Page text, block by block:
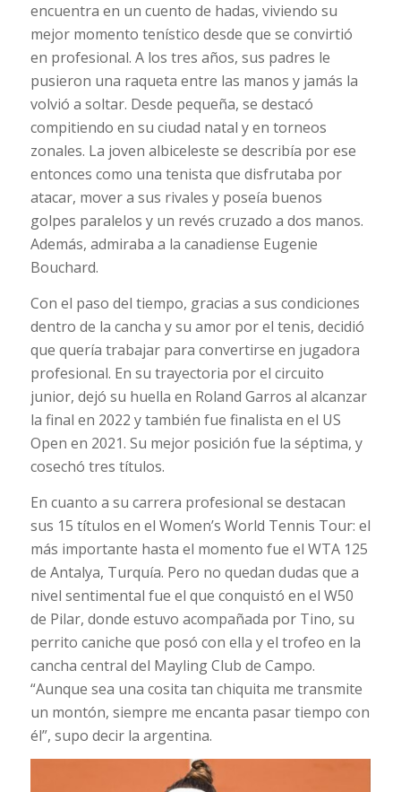
encuentra en un cuento de hadas, viviendo su
mejor momento tenístico desde que se convirtió
en profesional. A los tres años, sus padres le
pusieron una raqueta entre las manos y jamás la
volvió a soltar. Desde pequeña, se destacó
compitiendo en su ciudad natal y en torneos
zonales. La joven albiceleste se describía por ese
entonces como una tenista que disfrutaba por
atacar, mover a sus rivales y poseía buenos
golpes paralelos y un revés cruzado a dos manos.
Además, admiraba a la canadiense Eugenie
Bouchard.
Con el paso del tiempo, gracias a sus condiciones
dentro de la cancha y su amor por el tenis, decidió
que quería trabajar para convertirse en jugadora
profesional. En su trayectoria por el circuito
junior, dejó su huella en Roland Garros al alcanzar
la final en 2022 y también fue finalista en el US
Open en 2021. Su mejor posición fue la séptima, y
cosechó tres títulos.
En cuanto a su carrera profesional se destacan
sus 15 títulos en el Women’s World Tennis Tour: el
más importante hasta el momento fue el WTA 125
de Antalya, Turquía. Pero no quedan dudas que a
nivel sentimental fue el que conquistó en el W50
de Pilar, donde estuvo acompañada por Tino, su
perrito caniche que posó con ella y el trofeo en la
cancha central del Mayling Club de Campo.
“Aunque sea una cosita tan chiquita me transmite
un montón, siempre me encanta pasar tiempo con
él”, supo decir la argentina.